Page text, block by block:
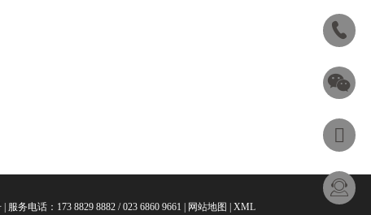
| 服务电话：173 8829 8882 / 023 6860 9661 | 网站地图 XML